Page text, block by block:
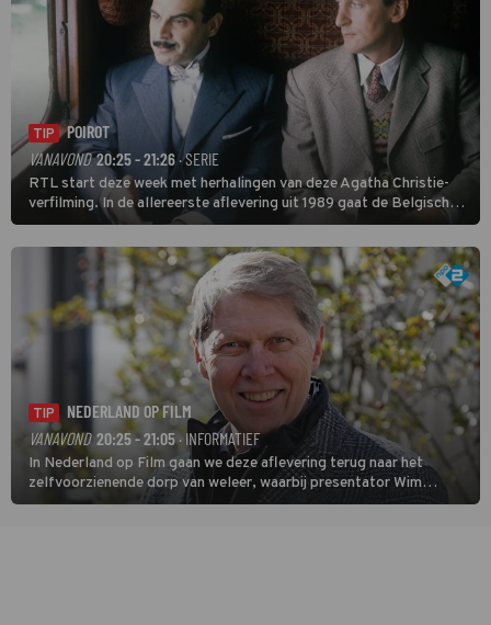
TIP
POIROT
VANAVOND 20:25 - 21:26 · SERIE
RTL start deze week met herhalingen van deze Agatha Christie-
verfilming. In de allereerste aflevering uit 1989 gaat de Belgische
speurder op zoek naar een vermiste kok. Poirot raakt al snel
verwikkeld in een moordzaak. (HH)
TIP
NEDERLAND OP FILM
VANAVOND 20:25 - 21:05· INFORMATIEF
In Nederland op Film gaan we deze aflevering terug naar het
zelfvoorzienende dorp van weleer, waarbij presentator Wim
Daniëls de kijkers meeneemt op reis door de tijd aan de hand van